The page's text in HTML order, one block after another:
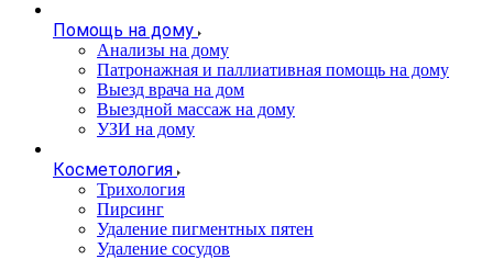
Помощь на дому
Анализы на дому
Патронажная и паллиативная помощь на дому
Выезд врача на дом
Выездной массаж на дому
УЗИ на дому
Косметология
Трихология
Пирсинг
Удаление пигментных пятен
Удаление сосудов